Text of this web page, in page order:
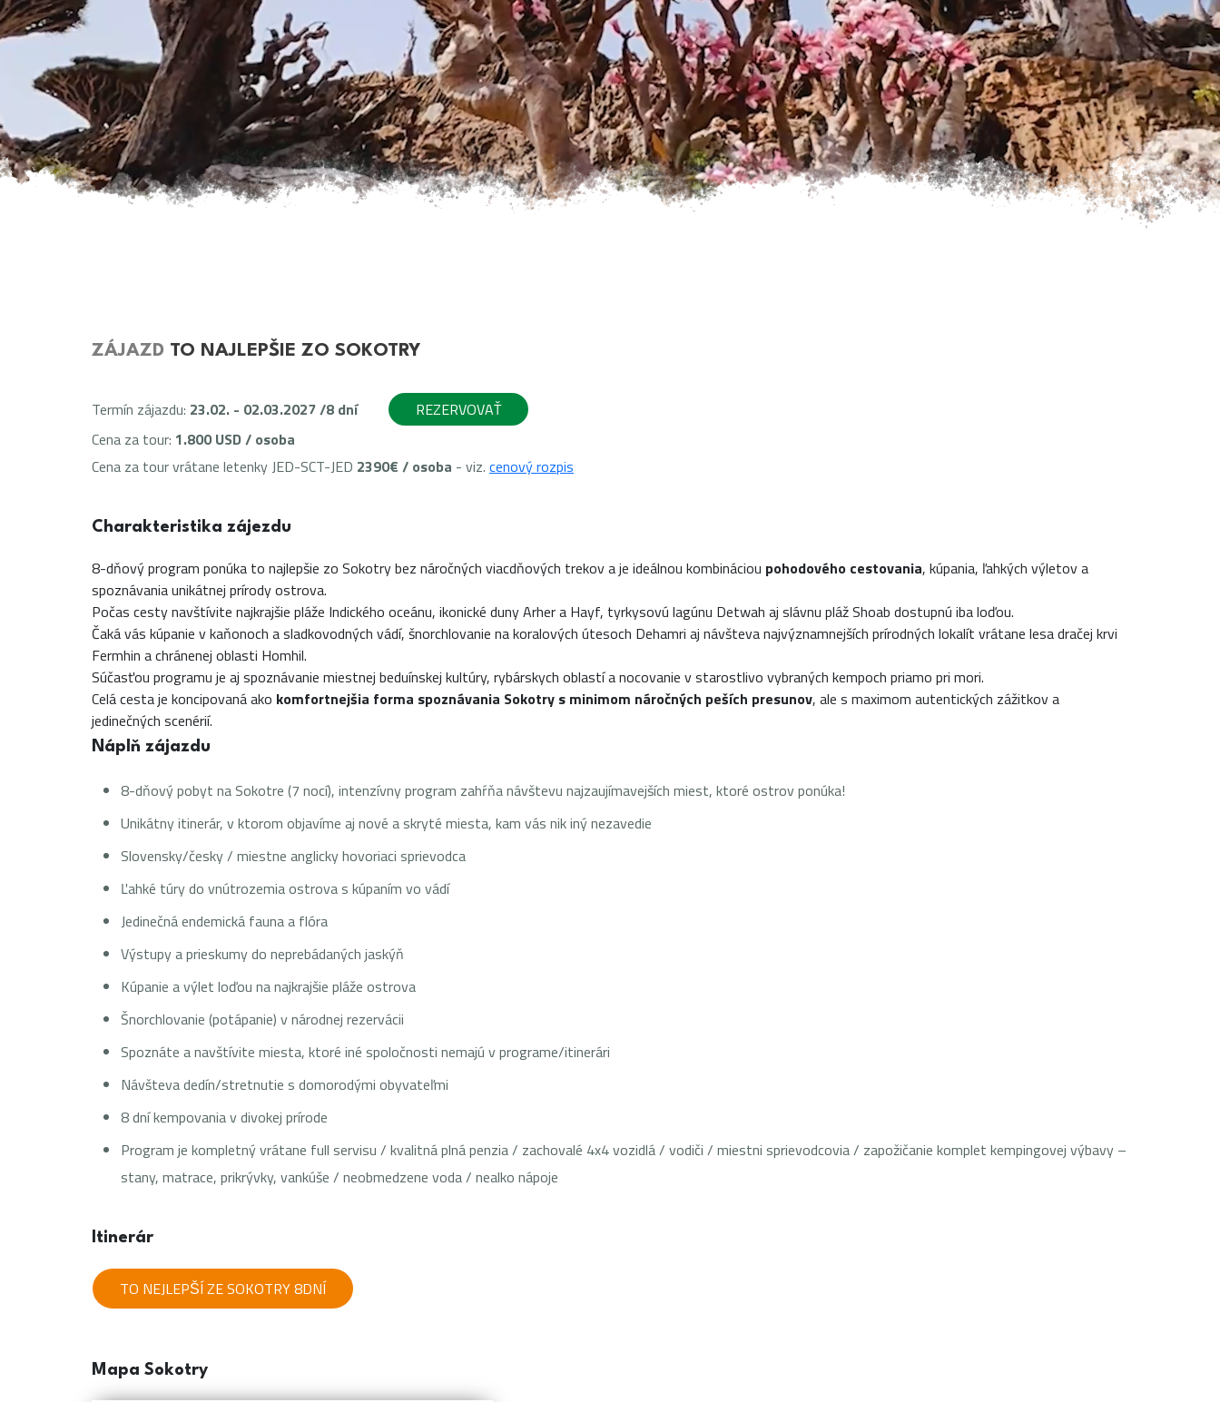
JASKYNE SOKOTRY
EKOTURISTIKA, EKO KEMPY
MAREC 2027
APRÍL 2027
GALÉRIA MOJICH EXPEDÍCIÍ
RECENZIE
ZÁJAZD TO NAJLEPŠIE ZO SOKOTRY
Termín zájazdu: 23.02. - 02.03.2027 /8 dní
REZERVOVAŤ
Cena za tour: 1.800 USD / osoba
Cena za tour vrátane letenky JED-SCT-JED 2390€ / osoba - viz. cenový rozpis
Charakteristika zájezdu
8-dňový program ponúka to najlepšie zo Sokotry bez náročných viacdňových trekov a je ideálnou kombináciou pohodového cestovania, kúpania, ľahkých výletov a
spoznávania unikátnej prírody ostrova.
Počas cesty navštívite najkrajšie pláže Indického oceánu, ikonické duny Arher a Hayf, tyrkysovú lagúnu Detwah aj slávnu pláž Shoab dostupnú iba loďou.
Čaká vás kúpanie v kaňonoch a sladkovodných vádí, šnorchlovanie na koralových útesoch Dehamri aj návšteva najvýznamnejších prírodných lokalít vrátane lesa dračej krvi
Fermhin a chránenej oblasti Homhil.
Súčasťou programu je aj spoznávanie miestnej beduínskej kultúry, rybárskych oblastí a nocovanie v starostlivo vybraných kempoch priamo pri mori.
Celá cesta je koncipovaná ako komfortnejšia forma spoznávania Sokotry s minimom náročných peších presunov, ale s maximom autentických zážitkov a
jedinečných scenérií.
Náplň zájazdu
8-dňový pobyt na Sokotre (7 nocí), intenzívny program zahŕňa návštevu najzaujímavejších miest, ktoré ostrov ponúka!
Unikátny itinerár, v ktorom objavíme aj nové a skryté miesta, kam vás nik iný nezavedie
Slovensky/česky / miestne anglicky hovoriaci sprievodca
Ľahké túry do vnútrozemia ostrova s kúpaním vo vádí
Jedinečná endemická fauna a flóra
Výstupy a prieskumy do neprebádaných jaskýň
Kúpanie a výlet loďou na najkrajšie pláže ostrova
Šnorchlovanie (potápanie) v národnej rezervácii
Spoznáte a navštívite miesta, ktoré iné spoločnosti nemajú v programe/itinerári
Návšteva dedín/stretnutie s domorodými obyvateľmi
8 dní kempovania v divokej prírode
Program je kompletný vrátane full servisu / kvalitná plná penzia / zachovalé 4x4 vozidlá / vodiči / miestni sprievodcovia / zapožičanie komplet kempingovej výbavy –
stany, matrace, prikrývky, vankúše / neobmedzene voda / nealko nápoje
Itinerár
TO NEJLEPŠÍ ZE SOKOTRY 8DNÍ
Mapa Sokotry